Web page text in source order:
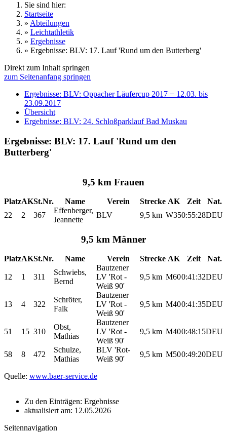
Sie sind hier:
Startseite
» Abteilungen
» Leichtathletik
» Ergebnisse
» Ergebnisse: BLV: 17. Lauf 'Rund um den Butterberg'
Direkt zum Inhalt springen
zum Seitenanfang springen
Ergebnisse: BLV: Oppacher Läufercup 2017 − 12.03. bis
23.09.2017
Übersicht
Ergebnisse: BLV: 24. Schloßparklauf Bad Muskau
Ergebnisse: BLV: 17. Lauf 'Rund um den
Butterberg'
9,5 km Frauen
PlatzAKSt.Nr. Name Verein Strecke AK Zeit
Nat.
22
2 367
Effenberger,
Jeannette
BLV 9,5 km W350:55:28DEU
9,5 km Männer
PlatzAKSt.Nr. Name Verein Strecke AK Zeit Nat.
12 1 311
Schwiebs,
Bernd
Bautzener
LV 'Rot -
Weiß 90'
9,5 km M600:41:32DEU
13 4 322
Schröter,
Falk
Bautzener
LV 'Rot -
Weiß 90'
9,5 km M400:41:35DEU
51 15 310
Obst,
Mathias
Bautzener
LV 'Rot -
Weiß 90'
9,5 km M400:48:15DEU
58 8 472
Schulze,
Mathias
BLV 'Rot-
Weiß 90'
9,5 km M500:49:20DEU
Quelle: www.baer-service.de
Zu den Einträgen: Ergebnisse
aktualisiert am: 12.05.2026
Seitennavigation